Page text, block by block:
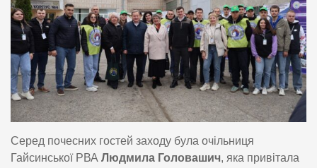
Серед почесних гостей заходу була очільниця
Гайсинської РВА Людмила Головашич, яка привітала